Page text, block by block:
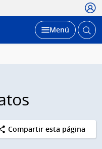
Desplegar
Menú Abrir
Compartir esta página